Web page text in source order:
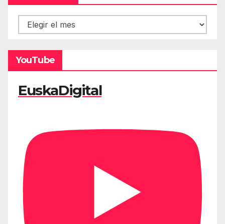
Hemeroteca
YouTube
EuskaDigital